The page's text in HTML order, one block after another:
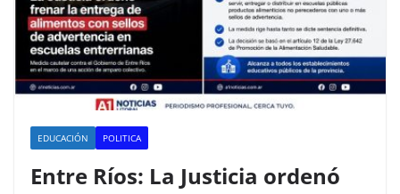
EDUCACIÓN POLITICA
Entre Ríos: La Justicia ordenó